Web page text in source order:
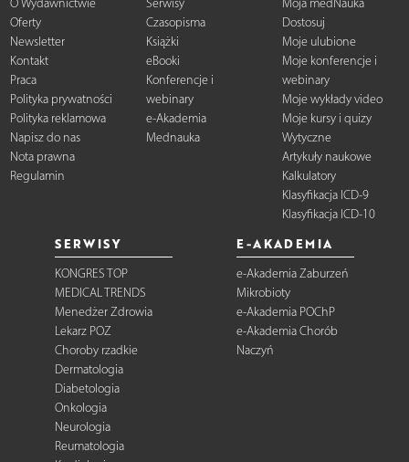
Oferty
Newsletter
Kontakt
Praca
Polityka prywatności
Polityka reklamowa
Napisz do nas
Nota prawna
Regulamin
Czasopisma
Książki
eBooki
Konferencje i
webinary
e-Akademia
Mednauka
Dostosuj
Moje ulubione
Moje konferencje i
webinary
Moje wykłady video
Moje kursy i quizy
Wytyczne
Artykuły naukowe
Kalkulatory
Klasyfikacja ICD-9
Klasyfikacja ICD-10
SERWISY
KONGRES TOP
MEDICAL TRENDS
Menedżer Zdrowia
Lekarz POZ
Choroby rzadkie
Dermatologia
Diabetologia
Onkologia
Neurologia
Reumatologia
E-AKADEMIA
e-Akademia Zaburzeń
Mikrobioty
e-Akademia POChP
e-Akademia Chorób
Naczyń